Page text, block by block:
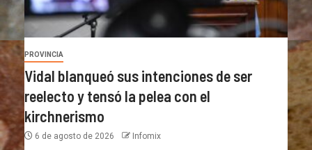
PROVINCIA
Vidal blanqueó sus intenciones de ser
reelecto y tensó la pelea con el
kirchnerismo
6 de agosto de 2026 Infomix